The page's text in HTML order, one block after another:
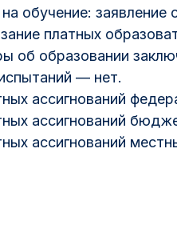
обучение:
платных
об образовании
— нет.
ассигнований
ассигнований
ассигнований